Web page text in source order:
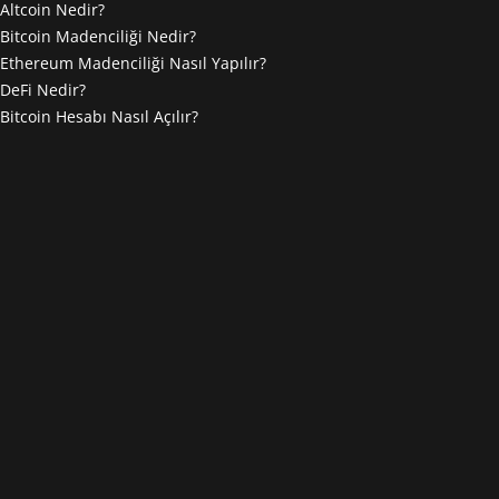
Altcoin Nedir?
Bitcoin Madenciliği Nedir?
Ethereum Madenciliği Nasıl Yapılır?
DeFi Nedir?
Bitcoin Hesabı Nasıl Açılır?